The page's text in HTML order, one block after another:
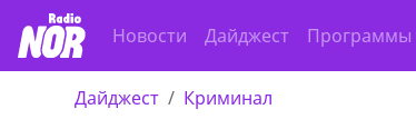
Новости Дайджест Программы
Дайджест Криминал